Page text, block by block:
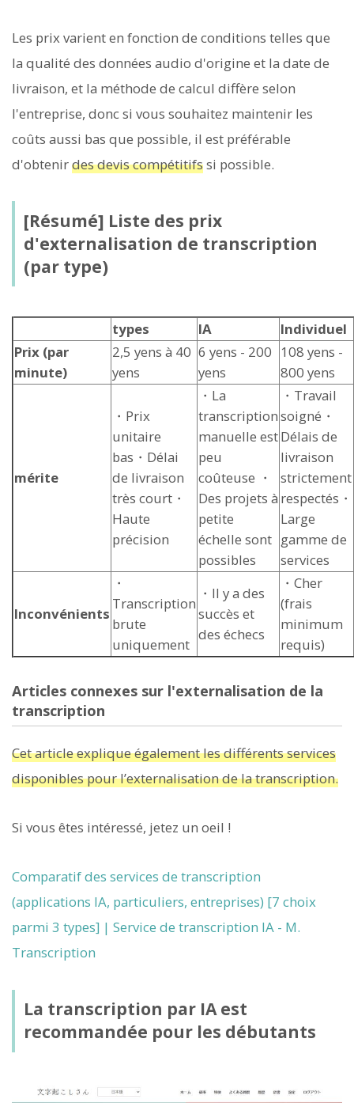
Les prix varient en fonction de conditions telles que
la qualité des données audio d'origine et la date de
livraison, et la méthode de calcul diffère selon
l'entreprise, donc si vous souhaitez maintenir les
coûts aussi bas que possible, il est préférable
d'obtenirdes devis compétitifssi possible.
[Résumé] Liste des prix
d'externalisation de transcription
(par type)
types IA
Individuel
Prix (par
minute)
2,5 yens à 40
yens
6 yens - 200
yens
108 yens -
800 yens
mérite
・Prix
unitaire
bas・Délai
de livraison
très court・
Haute
précision
・La
transcription
manuelle est
peu
coûteuse ・
Des projets à
petite
échelle sont
possibles
・Travail
soigné・
Délais de
livraison
strictement
respectés・
Large
gamme de
services
Inconvénients
・
Transcription
brute
uniquement
・Il y a des
succès et
des échecs
・Cher
(frais
minimum
requis)
Articles connexes sur l'externalisation de la
transcription
Cet article explique également les différents services
disponibles pour l’externalisation de la transcription.
Si vous êtes intéressé, jetez un oeil !
Comparatif des services de transcription
(applications IA, particuliers, entreprises) [7 choix
parmi 3 types] | Service de transcription IA - M.
Transcription
La transcription par IA est
recommandée pour les débutants